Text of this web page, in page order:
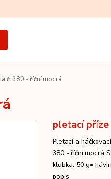
č. 380 - říční modrá
pletací příze
Pletací a
380 - říční modrá
klubka: 50 g•
popis